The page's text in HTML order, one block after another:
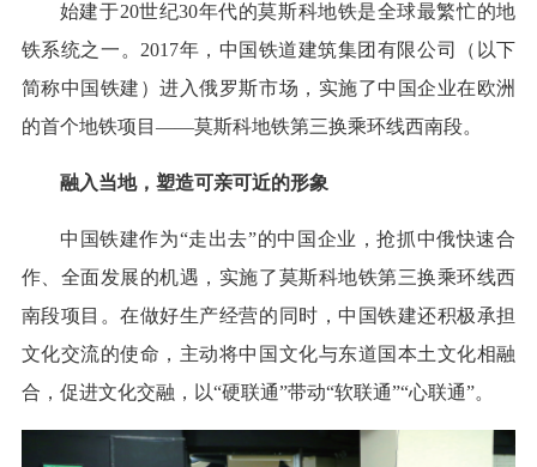
始建于20世纪30年代的莫斯科地铁是全球最繁忙的地
铁系统之一。2017年，中国铁道建筑集团有限公司（以下
简称中国铁建）进入俄罗斯市场，实施了中国企业在欧洲
的首个地铁项目——莫斯科地铁第三换乘环线西南段。
融入当地，塑造可亲可近的形象
中国铁建作为“走出去”的中国企业，抢抓中俄快速合
作、全面发展的机遇，实施了莫斯科地铁第三换乘环线西
南段项目。在做好生产经营的同时，中国铁建还积极承担
文化交流的使命，主动将中国文化与东道国本土文化相融
合，促进文化交融，以“硬联通”带动“软联通”“心联通”。